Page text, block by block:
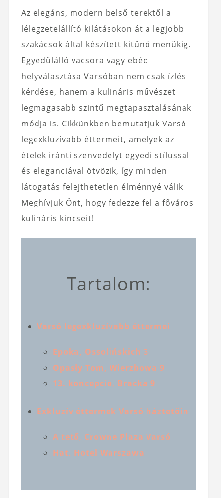
Az elegáns, modern belső terektől a
lélegzetelállító kilátásokon át a legjobb
szakácsok által készített kitűnő menükig.
Egyedülálló vacsora vagy ebéd
helyválasztása Varsóban nem csak ízlés
kérdése, hanem a kulináris művészet
legmagasabb szintű megtapasztalásának
módja is. Cikkünkben bemutatjuk Varsó
legexkluzívabb éttermeit, amelyek az
ételek iránti szenvedélyt egyedi stílussal
és eleganciával ötvözik, így minden
látogatás felejthetetlen élménnyé válik.
Meghívjuk Önt, hogy fedezze fel a főváros
kulináris kincseit!
Tartalom:
Varsó legexkluzívabb éttermei
Epoka, Ossolińskich 3
Opasły Tom, Wierzbowa 9
13. koncepció, Bracka 9
Exkluzív éttermek Varsó háztetőin
A tető, Crowne Plaza Varsó
Hat, Hotel Warszawa